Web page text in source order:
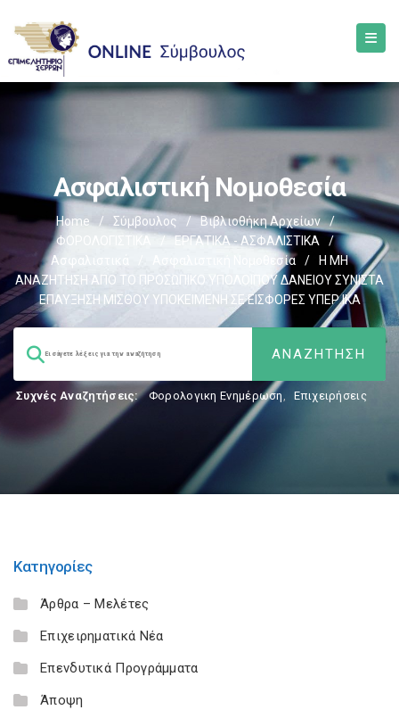
Ασφαλιστική Νομοθεσία
Home / Σύμβουλος / Βιβλιοθήκη Αρχείων
/
ΦΟΡΟΛΟΓΙΣΤΙΚΑ
/ ΕΡΓΑΤΙΚΑ - ΑΣΦΑΛΙΣΤΙΚΑ
/
Ασφαλιστικά
/ Ασφαλιστική Νομοθεσία /
Η ΜΗ
ΑΝΑΖΗΤΗΣΗ ΑΠΟ ΤΟ ΠΡΟΣΩΠΙΚΟ ΥΠΟΛΟΙΠΟΥ ΔΑΝΕΙΟΥ ΣΥΝΙΣΤΑ
ΕΠΑΥΞΗΣΗ ΜΙΣΘΟΥ ΥΠΟΚΕΙΜΕΝΗ ΣΕ ΕΙΣΦΟΡΕΣ ΥΠΕΡ ΙΚΑ
Συχνές Αναζητήσεις: Φορολογικη Ενημέρωση, Επιχειρήσεις
Κατηγορίες
Άρθρα – Μελέτες
Επιχειρηματικά Νέα
Επενδυτικά Προγράμματα
Άποψη